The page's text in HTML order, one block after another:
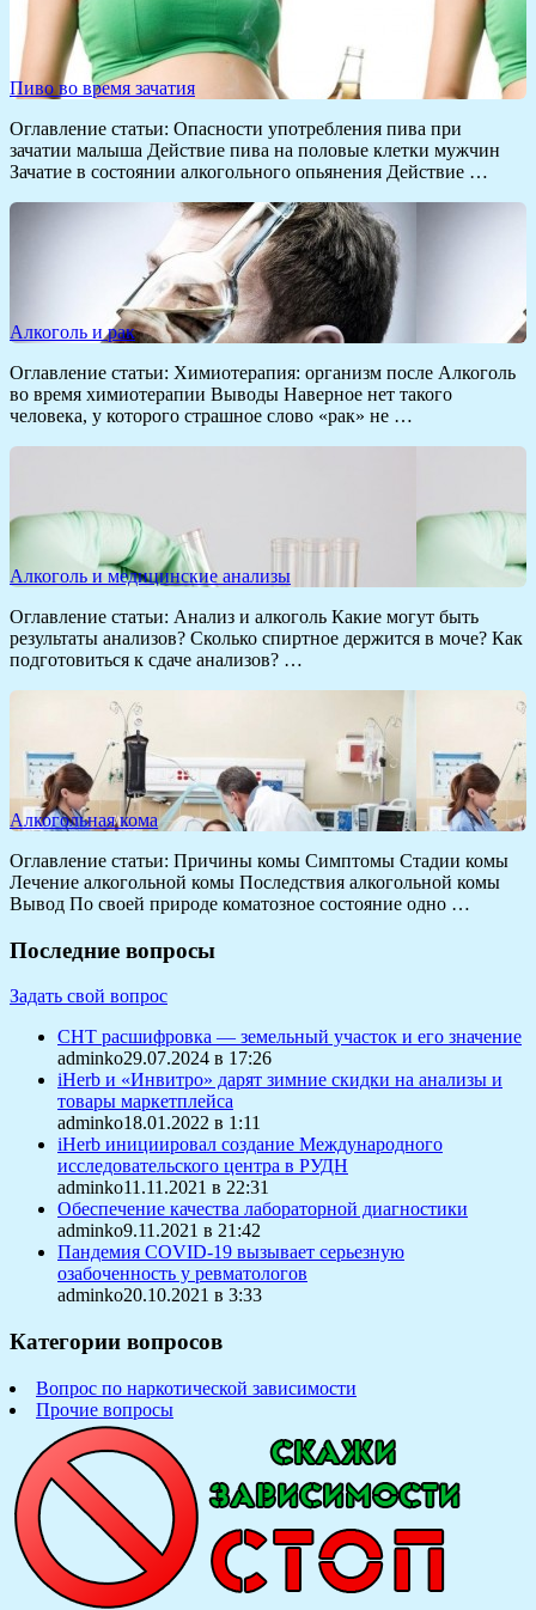
Пиво во время зачатия
Оглавление статьи: Опасности употребления пива при
зачатии малыша Действие пива на половые клетки мужчин
Зачатие в состоянии алкогольного опьянения Действие …
Алкоголь и рак
Оглавление статьи: Химиотерапия: организм после Алкоголь
во время химиотерапии Выводы Наверное нет такого
человека, у которого страшное слово «рак» не …
Алкоголь и медицинские анализы
Оглавление статьи: Анализ и алкоголь Какие могут быть
результаты анализов? Сколько спиртное держится в моче? Как
подготовиться к сдаче анализов? …
Алкогольная кома
Оглавление статьи: Причины комы Симптомы Стадии комы
Лечение алкогольной комы Последствия алкогольной комы
Вывод По своей природе коматозное состояние одно …
Последние вопросы
Задать свой вопрос
СНТ расшифровка — земельный участок и его значение
adminko29.07.2024 в 17:26
iHerb и «Инвитро» дарят зимние скидки на анализы и
товары маркетплейса
adminko18.01.2022 в 1:11
iHerb инициировал создание Международного
исследовательского центра в РУДН
adminko11.11.2021 в 22:31
Обеспечение качества лабораторной диагностики
adminko9.11.2021 в 21:42
Пандемия COVID-19 вызывает серьезную
озабоченность у ревматологов
adminko20.10.2021 в 3:33
Категории вопросов
Вопрос по наркотической зависимости
Прочие вопросы